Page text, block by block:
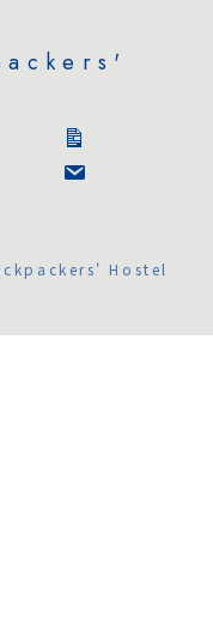
Hostel